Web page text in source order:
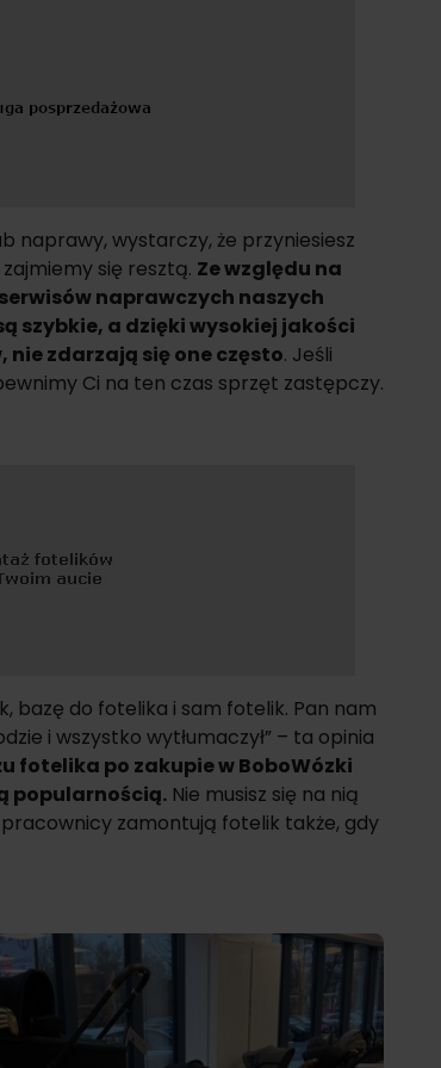
naprawy, wystarczy, że przyniesiesz
się resztą. Ze względu na
naprawczych naszych
szybkie, a dzięki wysokiej jakości
zdarzają się one często. Jeśli
Ci na ten czas sprzęt zastępczy.
bazę do fotelika i sam fotelik. Pan nam
i wszystko wytłumaczył” – ta opinia
fotelika po zakupie wBoboWózki
popularnością. Nie musisz się na nią
pracownicy zamontują fotelik także, gdy